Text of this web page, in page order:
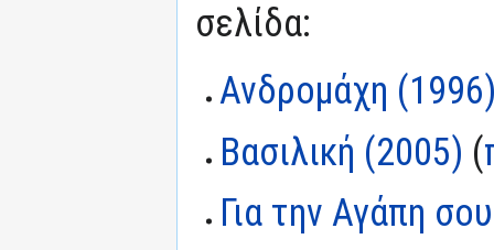
σελίδα:
Ανδρομάχη
Βασιλική (2005) (
Για την Αγάπη σου